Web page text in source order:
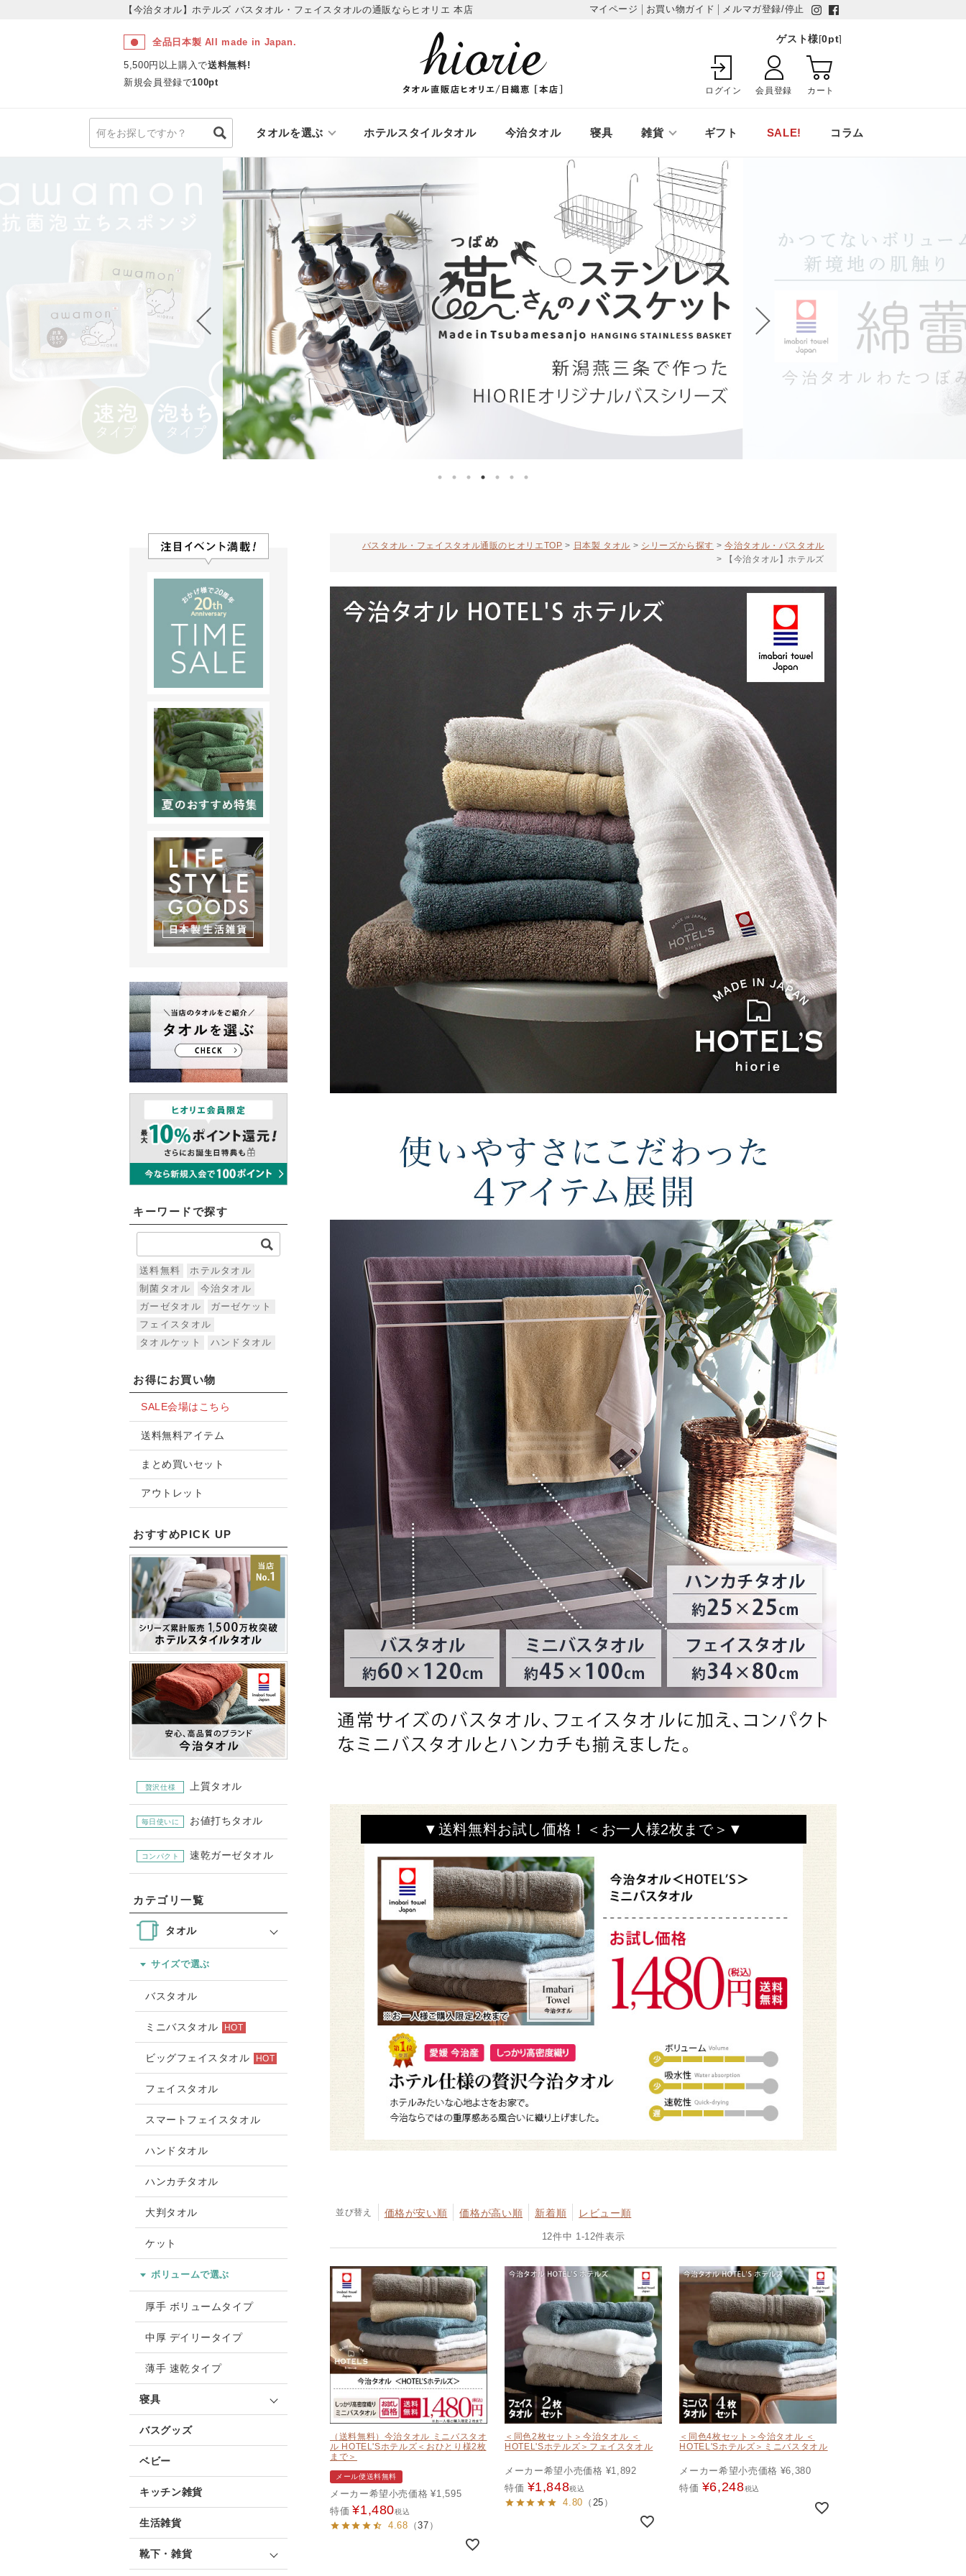
【今治タオル】ホテルズ バスタオル・フェイスタオルの通販ならヒオリエ 本店 マイページ お買い物ガイド メルマガ登録/停止
全品日本製 All made in Japan.
5,500円以上購入で送料無料!
新規会員登録で100pt
ゲスト様[0pt]
ログイン 会員登録 カート
タオルを選ぶ ホテルスタイルタオル 今治タオル 寝具 雑貨 ギフト SALE! コラム
キーワードで探す
送料無料
ホテルタオル
制菌タオル
今治タオル
ガーゼタオル
ガーゼケット
フェイスタオル
タオルケット
ハンドタオル
お得にお買い物
SALE会場はこちら
送料無料アイテム
まとめ買いセット
アウトレット
おすすめPICK UP
贅沢仕様 上質タオル
毎日使いに お値打ちタオル
コンパクト 速乾ガーゼタオル
カテゴリ一覧
タオル
サイズで選ぶ
バスタオル
ミニバスタオル HOT
ビッグフェイスタオル HOT
フェイスタオル
スマートフェイスタオル
ハンドタオル
ハンカチタオル
大判タオル
ケット
ボリュームで選ぶ
厚手 ボリュームタイプ
中厚 デイリータイプ
薄手 速乾タイプ
寝具
バスグッズ
ベビー
キッチン雑貨
生活雑貨
靴下・雑貨
バスタオル・フェイスタオル通販のヒオリエTOP 日本製 タオル シリーズから探す
今治タオル・バスタオル
【今治タオル】ホテルズ
▼送料無料お試し価格！＜お一人様2枚まで＞▼
並び替え 価格が安い順 価格が高い順 新着順 レビュー順
12件中 1-12件表示
（送料無料）今治タオル ミニバスタオ
ル HOTEL'Sホテルズ＜おひとり様2枚
まで＞
メール便送料無料
メーカー希望小売価格 ¥1,595
特価 ¥1,480税込
4.68 （37 ）
＜同色2枚セット＞今治タオル ＜
HOTEL'Sホテルズ＞フェイスタオル
メーカー希望小売価格 ¥1,892
特価 ¥1,848税込
4.80 （ 25 ）
＜同色4枚セット＞今治タオル ＜
HOTEL'Sホテルズ＞ミニバスタオル
メーカー希望小売価格 ¥6,380
特価 ¥6,248税込